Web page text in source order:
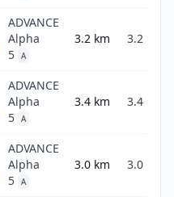
ADVANCE
Alpha
5 A
3.2 km 3.2
ADVANCE
Alpha
5 A
3.4 km 3.4
ADVANCE
Alpha
5 A
3.0 km 3.0